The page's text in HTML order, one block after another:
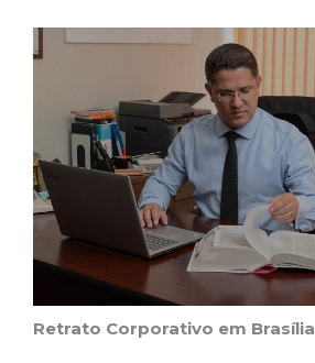
Retrato Corporativo em Brasília